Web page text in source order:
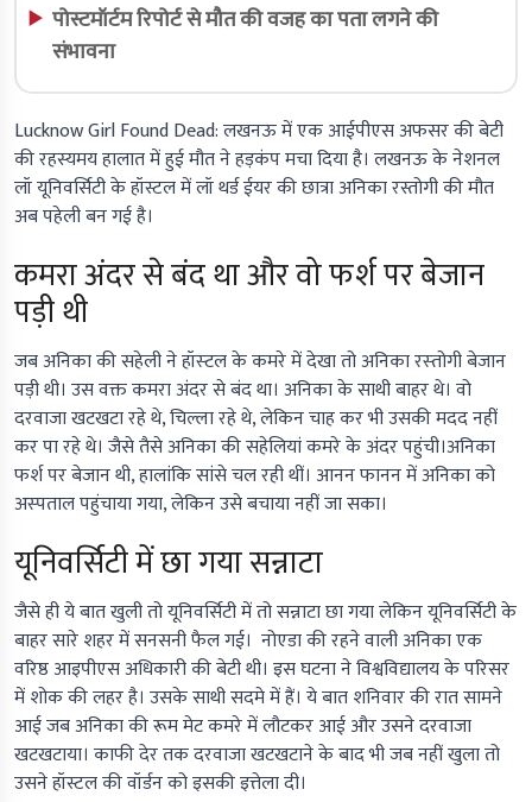
पोस्टमॉर्टम रिपोर्ट से मौत की वजह का पता लगने की
संभावना
Lucknow Girl Found Dead:लखनऊ में एक आईपीएस अफसर की बेटी
की रहस्यमय हालात में हुई मौत ने हड़कंप मचा दिया है। लखनऊ के नेशनल
लॉ यूनिवर्सिटी के हॉस्टल में लॉ थर्ड ईयर की छात्रा अनिका रस्तोगी की मौत
अब पहेली बन गई है।
कमरा अंदर से बंद था और वो फर्श पर बेजान
पड़ी थी
जब अनिका की सहेली ने हॉस्‍टल के कमरे में देखा तो अनिका रस्‍तोगी बेजान
पड़ी थी। उस वक्त कमरा अंदर से बंद था। अनिका के साथी बाहर थे। वो
दरवाजा खटखटा रहे थे, चिल्ला रहे थे, लेकिन चाह कर भी उसकी मदद नहीं
कर पा रहे थे। जैसे तैसे अनिका की सहेलियां कमरे के अंदर पहुंची।अनिका
फर्श पर बेजान थी, हालांकि सांसे चल रही थीं। आनन फानन में अनिका को
अस्‍पताल पहुंचाया गया, लेकिन उसे बचाया नहीं जा सका।
यूनिवर्सिटी में छा गया सन्नाटा
जैसे ही ये बात खुली तो यूनिवर्सिटी में तो सन्नाटा छा गया लेकिन यूनिवर्सिटी के
बाहर सारे शहर में सनसनी फैल गई। नोएडा की रहने वाली अनिका एक
वरिष्ठ आइपीएस अधिकारी की बेटी थी। इस घटना ने विश्वविद्यालय के परिसर
में शोक की लहर है। उसके साथी सदमे में हैं। ये बात शनिवार की रात सामने
आई जब अनिका की रूम मेट कमरे में लौटकर आई और उसने दरवाजा
खटखटाया। काफी देर तक दरवाजा खटखटाने के बाद भी जब नहीं खुला तो
उसने हॉस्टल की वॉर्डन को इसकी इत्तेला दी।